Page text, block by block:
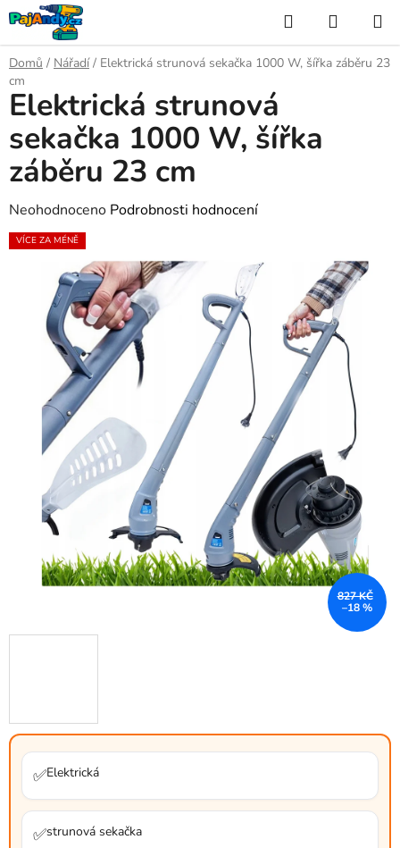
Přejít
na
obsah
Hledat
KOŠÍK
Domů / Nářadí / Elektrická strunová sekačka 1000 W, šířka záběru 23
cm
✅Elektrická
✅strunová sekačka
Elektrická strunová
sekačka 1000 W, šířka
záběru 23 cm
Průměrné
hodnocení
hvězdiček.
Neohodnoceno Podrobnosti hodnocení
VÍCE ZA MÉNĚ
827 KČ
–18 %